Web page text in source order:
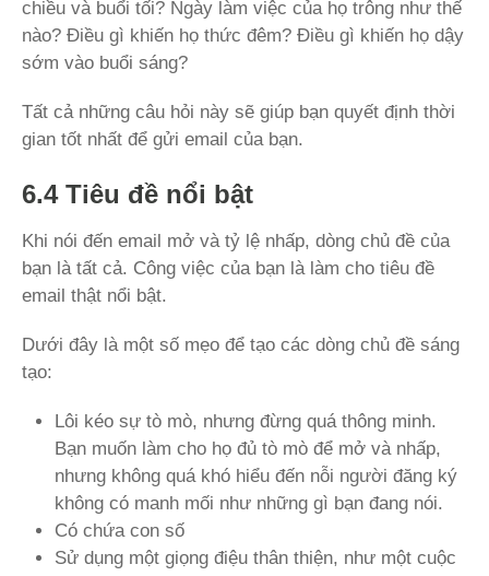
chiều và buổi tối? Ngày làm việc của họ trông như thế
nào? Điều gì khiến họ thức đêm? Điều gì khiến họ dậy
sớm vào buổi sáng?
Tất cả những câu hỏi này sẽ giúp bạn quyết định thời
gian tốt nhất để gửi email của bạn.
6.4 Tiêu đề nổi bật
Khi nói đến email mở và tỷ lệ nhấp, dòng chủ đề của
bạn là tất cả. Công việc của bạn là làm cho tiêu đề
email thật nổi bật.
Dưới đây là một số mẹo để tạo các dòng chủ đề sáng
tạo:
Lôi kéo sự tò mò, nhưng đừng quá thông minh.
Bạn muốn làm cho họ đủ tò mò để mở và nhấp,
nhưng không quá khó hiểu đến nỗi người đăng ký
không có manh mối như những gì bạn đang nói.
Có chứa con số
Sử dụng một giọng điệu thân thiện, như một cuộc